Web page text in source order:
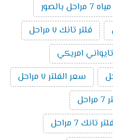
فلتر تانك ٧ مراحل
سعر الفلتر ٧ مراحل
7 مراحل